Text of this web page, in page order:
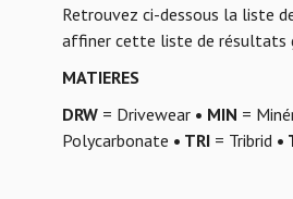
Retrouvez ci-dessous la liste
affiner cette liste de résultats
MATIERES
DRW= Drivewear • MIN =
Polycarbonate • TRI= Tribrid •